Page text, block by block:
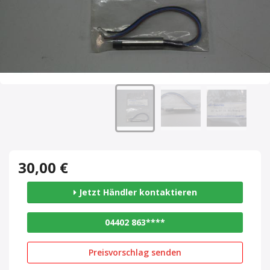
30,00 €
Jetzt Händler kontaktieren
04402 863****
Preisvorschlag senden